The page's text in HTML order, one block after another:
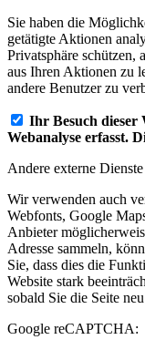
Sie haben die
getätigte Aktionen
Privatsphäre schützen,
aus Ihren Aktionen zu
andere Benutzer zu
Ihr Besuch dieser
Webanalyse erfasst.
Andere externe Dienste
Wir verwenden auch
Webfonts, Google
Anbieter
Adresse sammeln,
Sie, dass dies die
Website stark
sobald Sie die Seite
Google reCAPTCHA: